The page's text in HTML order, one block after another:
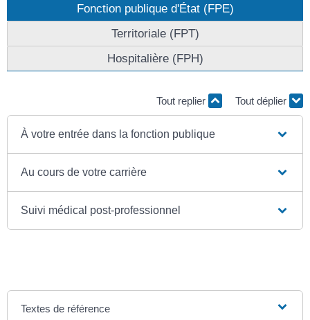
Fonction publique d'État (FPE)
Territoriale (FPT)
Hospitalière (FPH)
Tout replier Tout déplier
À votre entrée dans la fonction publique
Au cours de votre carrière
Suivi médical post-professionnel
Textes de référence